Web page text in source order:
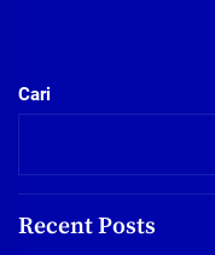
Cari
Recent Posts